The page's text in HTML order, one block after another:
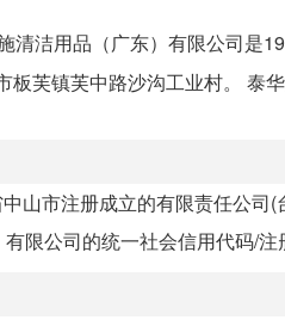
清洁用品（广东）有限公司是
芙镇芙中路沙沟工业村。 泰
山市注册成立的有限责任公司
限公司的统一社会信用代码/